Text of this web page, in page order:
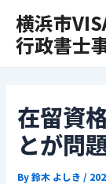
横浜市
行政書士
在留資
とが問
By鈴木 よしき /
navigation